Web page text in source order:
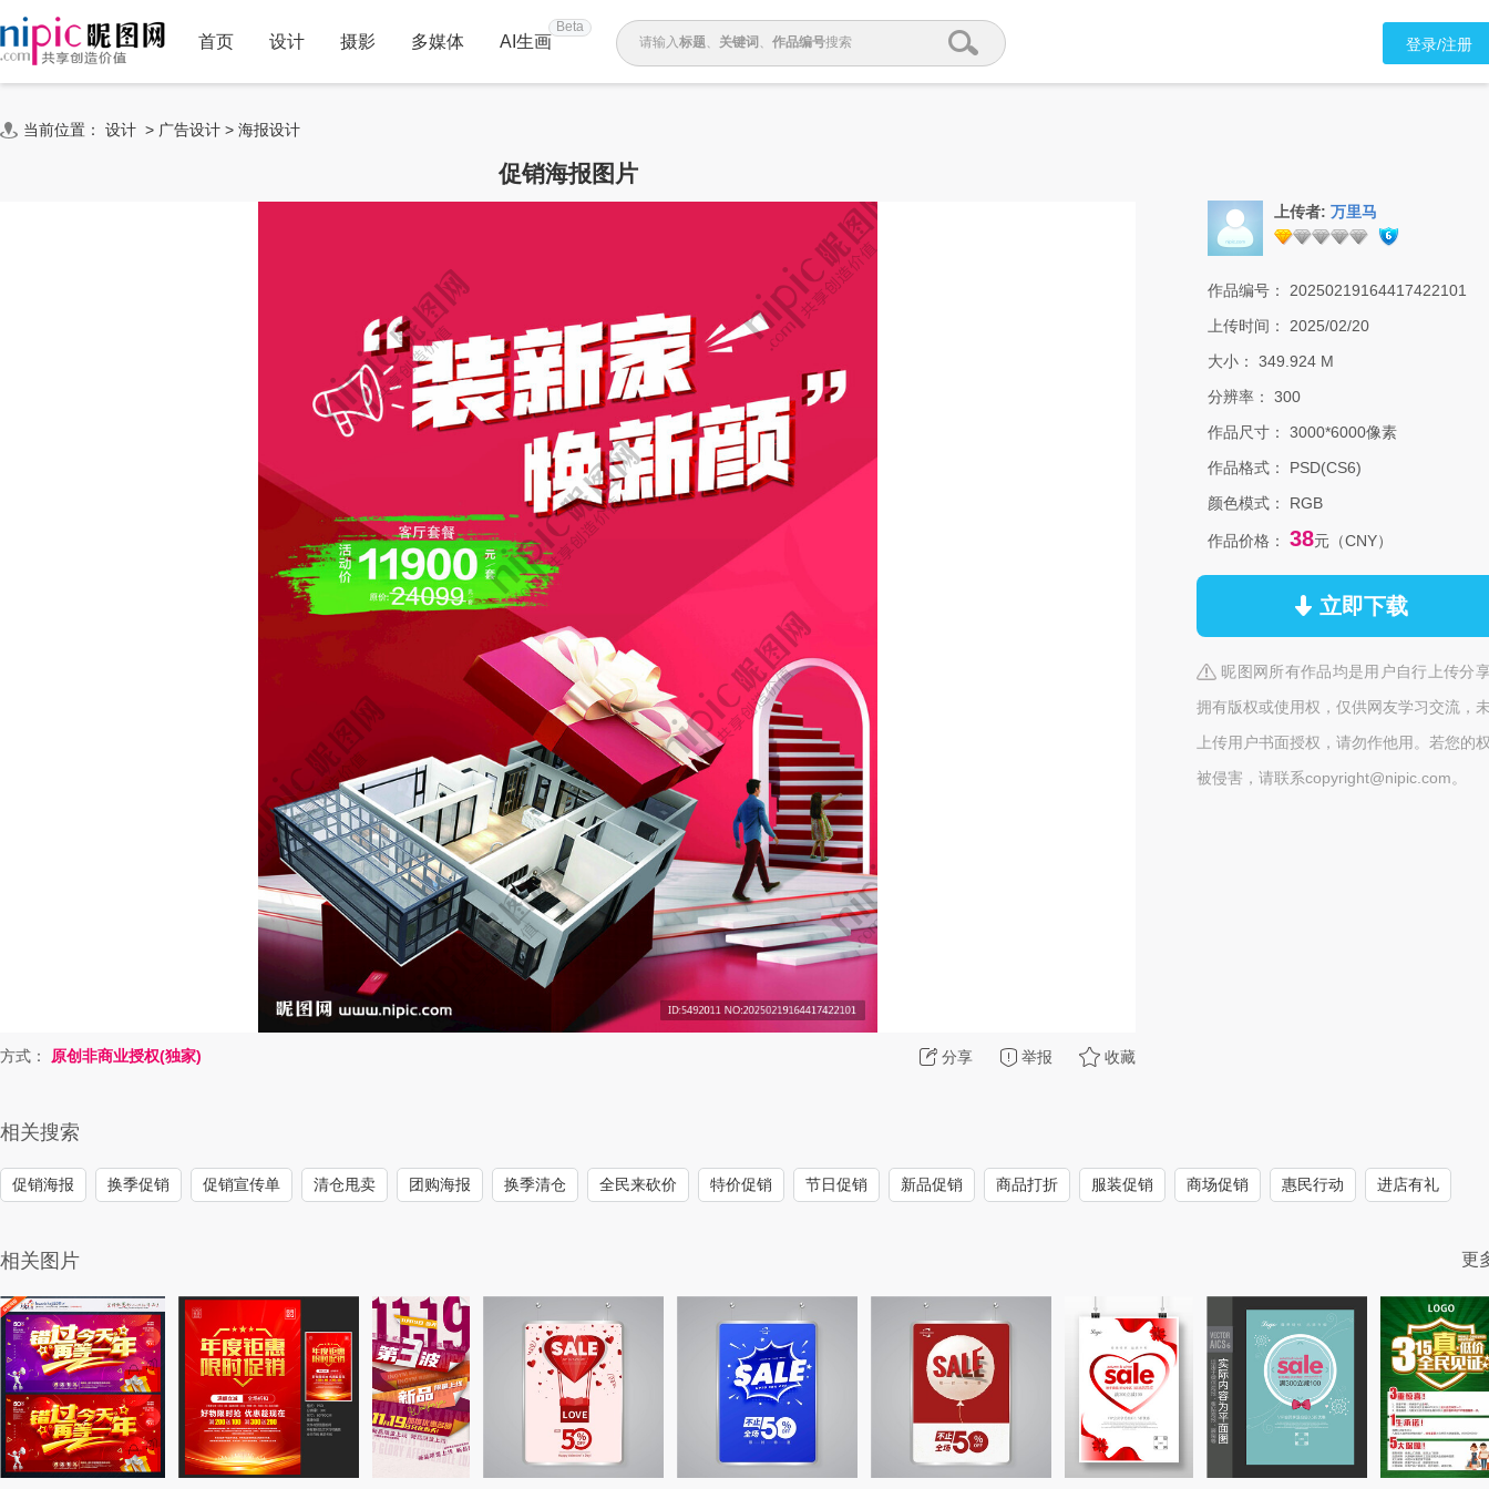
首页 设计 摄影 多媒体 AI生画
Beta
请输入标题、 关键词 、 作品编号搜索 登录/注册
当前位置： 设计 > 广告设计 > 海报设计
促销海报图片
分享 举报 收藏
方式： 原创非商业授权(独家)
上传者: 万里马
作品编号：
20250219164417422101
上传时间：
2025/02/20
大小：
349.924 M
分辨率：
300
作品尺寸：
3000*6000像素
作品格式：
PSD(CS6)
颜色模式：
RGB
作品价格： 38元（CNY）
立即下载
昵图网所有作品均是用户自行上传分
拥有版权或使用权，仅供网友学习交流，
上传用户书面授权，请勿作他用。若您的
被侵害，请联系copyright@nipic.com。
相关搜索
促销海报 换季促销 促销宣传单 清仓甩卖 团购海报 换季清仓 全民来砍价 特价促销 节日促销 新品促销 商品打折 服装促销 商场促销 惠民行动 进店有礼
相关图片 更